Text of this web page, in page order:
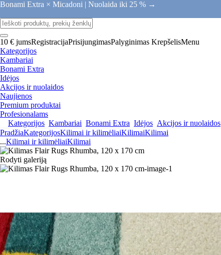
Bonami Extra × Micadoni | Nuolaida iki 25 % →
10 € jumsRegistracijaPrisijungimasPalyginimas KrepšelisMenu
Kategorijos
Kambariai
Bonami Extra
Idėjos
Akcijos ir nuolaidos
Naujienos
Premium produktai
Profesionalams
Kategorijos Kambariai Bonami Extra Idėjos Akcijos ir nuolaidos
PradžiaKategorijosKilimai ir kilimėliaiKilimaiKilimai
...Kilimai ir kilimėliaiKilimai
Rodyti galeriją